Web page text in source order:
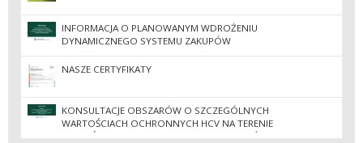
INFORMACJA O PLANOWANYM WDROŻENIU
DYNAMICZNEGO SYSTEMU ZAKUPÓW
NASZE CERTYFIKATY
KONSULTACJE OBSZARÓW O SZCZEGÓLNYCH
WARTOŚCIACH OCHRONNYCH HCV NA TERENIE
NADLEŚNICTW REGIONALNEJ DYREKCJI LASÓW